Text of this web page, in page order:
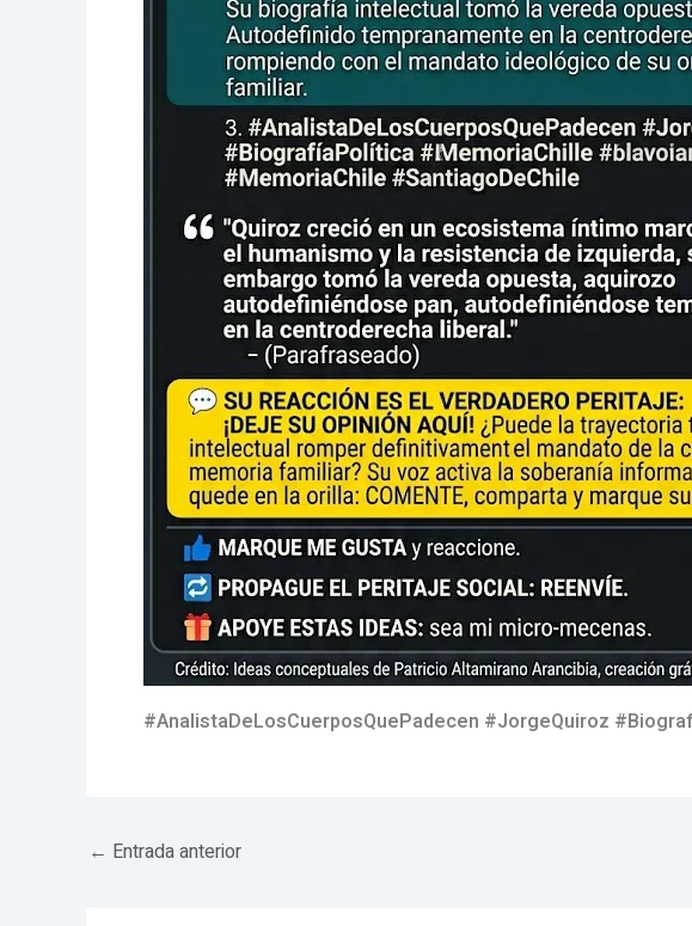
#AnalistaDeLosCuerposQuePadecen #JorgeQuiroz
← Entrada anterior